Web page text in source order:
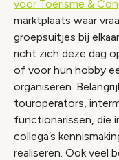
voor Toerisme &
marktplaats waar
groepsuitjes bij
richt zich deze dag
of voor hun hobby
organiseren.
touroperators,
functionarissen, die
collega’s
realiseren. Ook veel